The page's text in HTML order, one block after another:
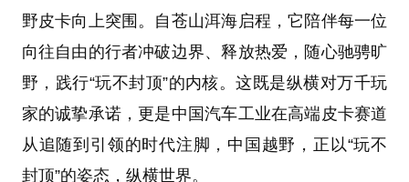
野皮卡向上突围。自苍山洱海启程，它陪伴每一位
向往自由的行者冲破边界、释放热爱，随心驰骋旷
野，践行“玩不封顶”的内核。这既是纵横对万千玩
家的诚挚承诺，更是中国汽车工业在高端皮卡赛道
从追随到引领的时代注脚，中国越野，正以“玩不
封顶”的姿态，纵横世界。